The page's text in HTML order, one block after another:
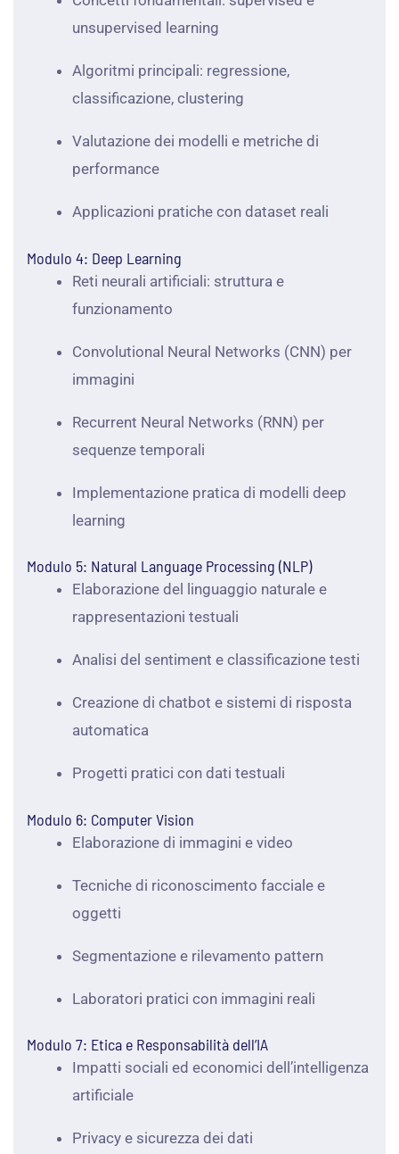
unsupervised learning
Algoritmi principali: regressione,
classificazione, clustering
Valutazione dei modelli e metriche di
performance
Applicazioni pratiche con dataset reali
Modulo 4: Deep Learning
Reti neurali artificiali: struttura e
funzionamento
Convolutional Neural Networks (CNN) per
immagini
Recurrent Neural Networks (RNN) per
sequenze temporali
Implementazione pratica di modelli deep
learning
Modulo 5: Natural Language Processing (NLP)
Elaborazione del linguaggio naturale e
rappresentazioni testuali
Analisi del sentiment e classificazione testi
Creazione di chatbot e sistemi di risposta
automatica
Progetti pratici con dati testuali
Modulo 6: Computer Vision
Elaborazione di immagini e video
Tecniche di riconoscimento facciale e
oggetti
Segmentazione e rilevamento pattern
Laboratori pratici con immagini reali
Modulo 7: Etica e Responsabilità dell’IA
Impatti sociali ed economici dell’intelligenza
artificiale
Privacy e sicurezza dei dati